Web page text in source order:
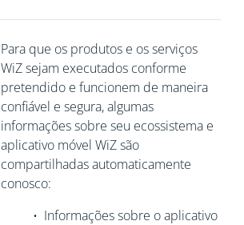
Para que os produtos e os serviços
WiZ sejam executados conforme
pretendido e funcionem de maneira
confiável e segura, algumas
informações sobre seu ecossistema e
aplicativo móvel WiZ são
compartilhadas automaticamente
conosco:
• Informações sobre o aplicativo